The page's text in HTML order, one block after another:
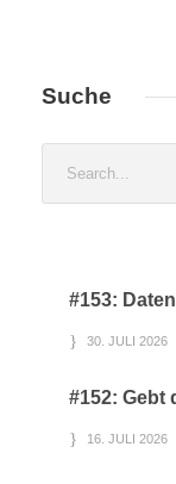
Suche
#153:
30. JULI 2026
#152: Gebt
16. JULI 2026